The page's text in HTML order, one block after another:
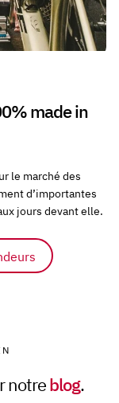
made in
le marché des
d’importantes
jours devant elle.
notreblog.